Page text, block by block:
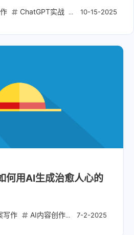
10-15-2025
ChatGPT实战 短视频爆款
何用AI生成治愈人心的
7-2-2025
写作 AI内容创作 深夜情感文案